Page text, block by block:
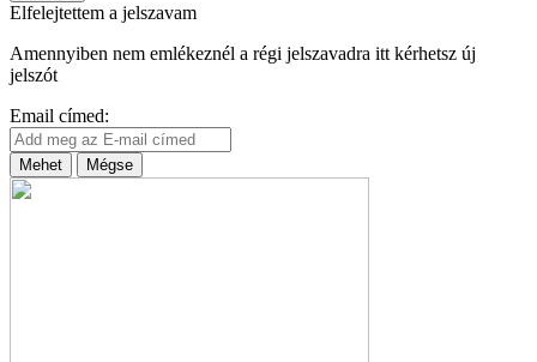
Elfelejtettem a jelszavam
Amennyiben nem emlékeznél a régi jelszavadra itt kérhetsz új
jelszót
Email címed:
Mehet Mégse